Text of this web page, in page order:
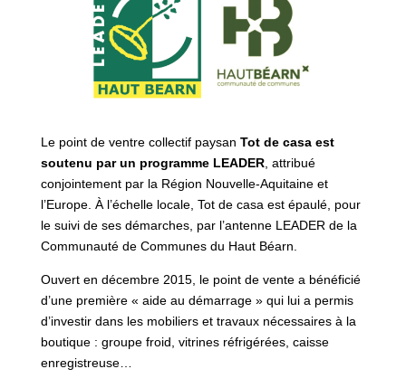
Le point de ventre collectif paysan Tot de casa est
soutenu par un programme LEADER, attribué
conjointement par la Région Nouvelle-Aquitaine et
l’Europe. À l’échelle locale, Tot de casa est épaulé, pour
le suivi de ses démarches, par l’antenne LEADER de la
Communauté de Communes du Haut Béarn.
Ouvert en décembre 2015, le point de vente a bénéficié
d’une première « aide au démarrage » qui lui a permis
d’investir dans les mobiliers et travaux nécessaires à la
boutique : groupe froid, vitrines réfrigérées, caisse
enregistreuse…